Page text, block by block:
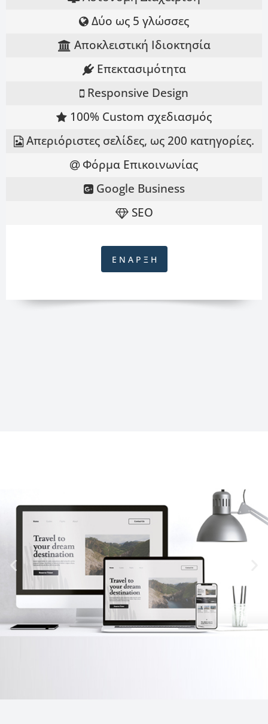
Δύο ως 5 γλώσσες
Αποκλειστική Ιδιοκτησία
Επεκτασιμότητα
Responsive Design
100% Custom σχεδιασμός
Απεριόριστες σελίδες, ως 200 κατηγορίες.
Φόρμα Επικοινωνίας
Google Business
SEO
Ε Ν Α Ρ Ξ Η